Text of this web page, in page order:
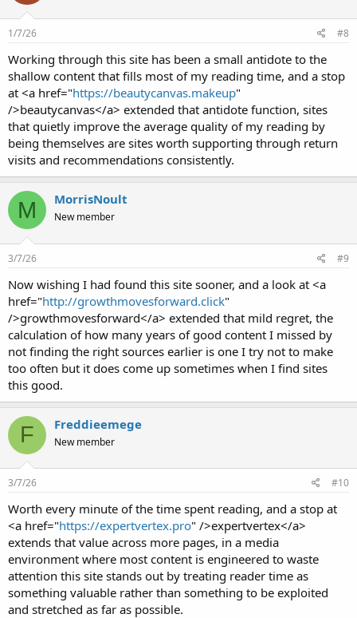
1/7/26 #8
Working through this site has been a small antidote to the
shallow content that fills most of my reading time, and a stop
at <a href="https://beautycanvas.makeup"
/>beautycanvas</a> extended that antidote function, sites
that quietly improve the average quality of my reading by
being themselves are sites worth supporting through return
visits and recommendations consistently.
M MorrisNoult
New member
3/7/26 #9
Now wishing I had found this site sooner, and a look at <a
href="http://growthmovesforward.click"
/>growthmovesforward</a> extended that mild regret, the
calculation of how many years of good content I missed by
not finding the right sources earlier is one I try not to make
too often but it does come up sometimes when I find sites
this good.
F Freddieemege
New member
3/7/26 #10
Worth every minute of the time spent reading, and a stop at
<a href="https://expertvertex.pro" />expertvertex</a>
extends that value across more pages, in a media
environment where most content is engineered to waste
attention this site stands out by treating reader time as
something valuable rather than something to be exploited
and stretched as far as possible.